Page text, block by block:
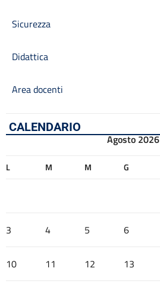
Sicurezza
Didattica
Area docenti
CALENDARIO
Agosto 2026
L M M G
3 4 5 6
10 11 12 13